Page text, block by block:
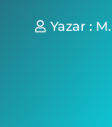
Yazar :